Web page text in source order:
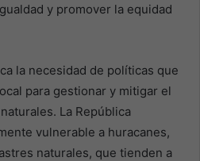
y promover la equidad
la necesidad de políticas que
para gestionar y mitigar el
La República
vulnerable a huracanes,
naturales, que tienden a